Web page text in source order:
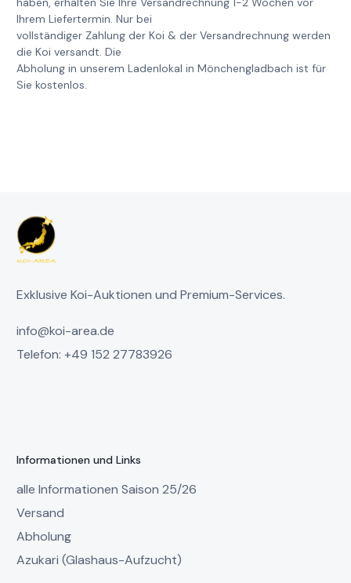
Ihrem Liefertermin. Nur bei
vollständiger Zahlung der Koi & der Versandrechnung werden
die Koi versandt. Die
Abholung in unserem Ladenlokal in Mönchengladbach ist für
Sie kostenlos.
Exklusive Koi-Auktionen und Premium-Services.
info@koi-area.de
Telefon: +49 152 27783926
Informationen und Links
alle Informationen Saison 25/26
Versand
Abholung
Azukari (Glashaus-Aufzucht)